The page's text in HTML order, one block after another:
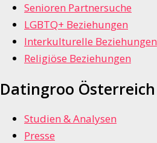
Senioren Partnersuche
LGBTQ+ Beziehungen
Interkulturelle Beziehungen
Religiöse Beziehungen
Datingroo Österreich
Studien & Analysen
Presse